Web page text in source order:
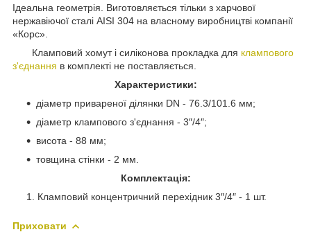
Ідеальна геометрія. Виготовляється тільки з харчової
нержавіючої сталі AISI 304 на власному виробництві компанії
«Корс».
Кламповий хомут і силіконова прокладка для клампового
з'єднання в комплекті не поставляється.
Характеристики:
діаметр привареної ділянки DN - 76.3/101.6 мм;
діаметр клампового з'єднання - 3″/4″;
висота - 88 мм;
товщина стінки - 2 мм.
Комплектація:
Кламповий концентричний перехідник 3″/4″ - 1 шт.
Приховати